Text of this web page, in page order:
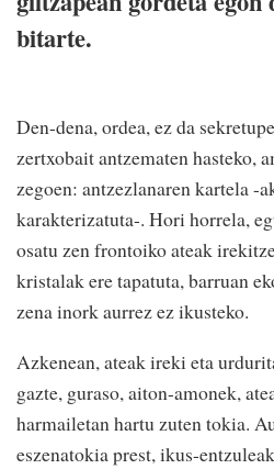
bitarte.
Den-dena, ordea, ez da
zertxobait antzematen hasteko,
zegoen: antzezlanaren kartela -
karakterizatuta-. Hori horrela,
osatu zen frontoiko ateak
kristalak ere tapatuta, barruan
zena inork aurrez ez ikusteko.
Azkenean, ateak ireki eta
gazte, guraso, aiton-amonek,
harmailetan hartu zuten tokia.
eszenatokia prest, ikus-